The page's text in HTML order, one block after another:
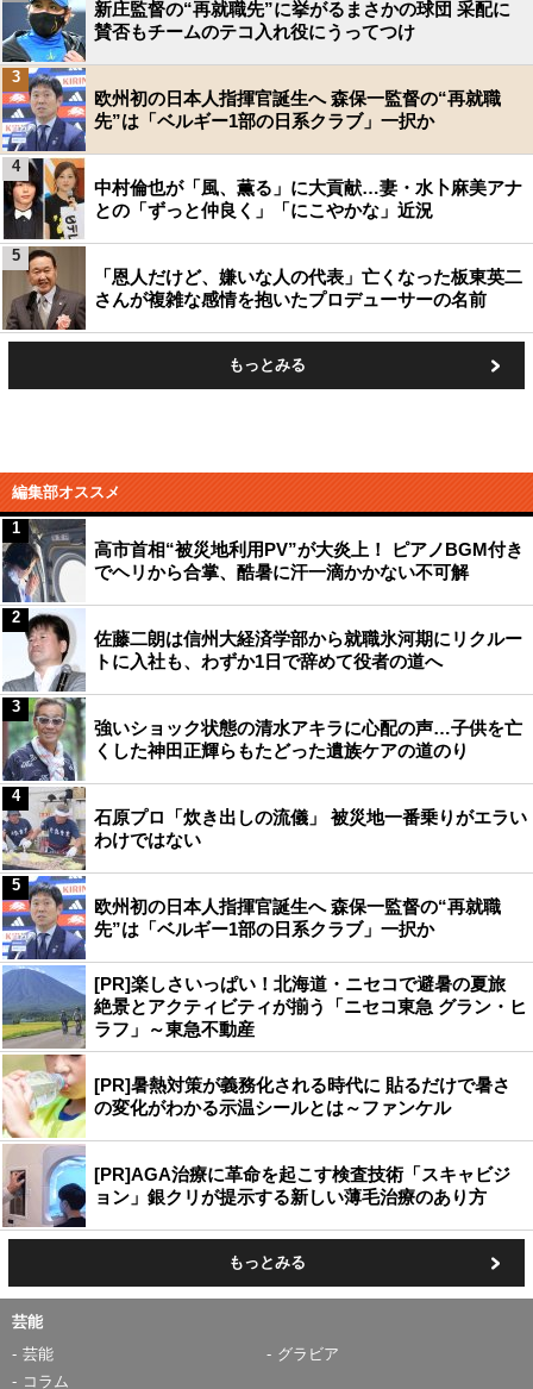
新庄監督の“再就職先”に挙がるまさかの球団 采配に
賛否もチームのテコ入れ役にうってつけ
欧州初の日本人指揮官誕生へ 森保一監督の“再就職
先”は「ベルギー1部の日系クラブ」一択か
3
中村倫也が「風、薫る」に大貢献…妻・水卜麻美アナ
との「ずっと仲良く」「にこやかな」近況
4
「恩人だけど、嫌いな人の代表」亡くなった板東英二
さんが複雑な感情を抱いたプロデューサーの名前
5
もっとみる
編集部オススメ
高市首相“被災地利用PV”が大炎上！ ピアノBGM付き
でヘリから合掌、酷暑に汗一滴かかない不可解
1
佐藤二朗は信州大経済学部から就職氷河期にリクルー
トに入社も、わずか1日で辞めて役者の道へ
2
強いショック状態の清水アキラに心配の声…子供を亡
くした神田正輝らもたどった遺族ケアの道のり
3
石原プロ「炊き出しの流儀」 被災地一番乗りがエラい
わけではない
4
欧州初の日本人指揮官誕生へ 森保一監督の“再就職
先”は「ベルギー1部の日系クラブ」一択か
5
[PR]楽しさいっぱい！北海道・ニセコで避暑の夏旅
絶景とアクティビティが揃う「ニセコ東急 グラン・ヒ
ラフ」～東急不動産
[PR]暑熱対策が義務化される時代に 貼るだけで暑さ
の変化がわかる示温シールとは～ファンケル
[PR]AGA治療に革命を起こす検査技術「スキャビジ
ョン」銀クリが提示する新しい薄毛治療のあり方
もっとみる
芸能
芸能
グラビア
コラム